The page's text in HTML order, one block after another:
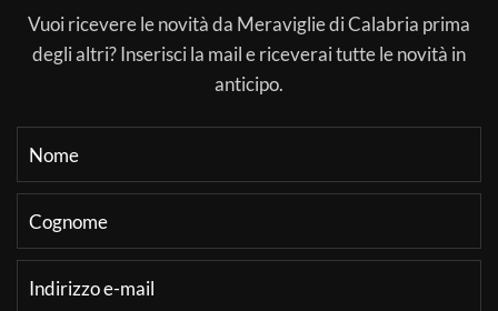
Vuoi ricevere le novità da Meraviglie di Calabria prima
degli altri? Inserisci la mail e riceverai tutte le novità in
anticipo.